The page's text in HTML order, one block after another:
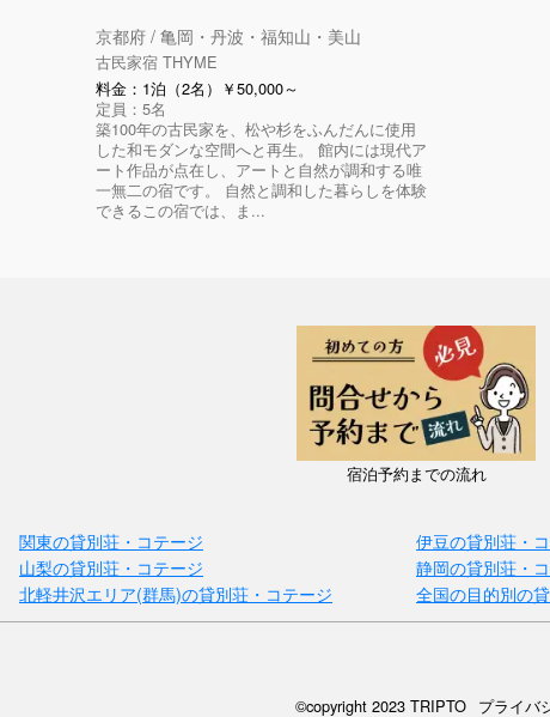
京都府 / 亀岡・丹波・福知山・美山
古民家宿 THYME
料金：1泊（2名）￥50,000～
定員：5名
築100年の古民家を、松や杉をふんだんに使用
した和モダンな空間へと再生。 館内には現代ア
ート作品が点在し、アートと自然が調和する唯
一無二の宿です。 自然と調和した暮らしを体験
できるこの宿では、ま...
宿泊予約までの流れ
関東の貸別荘・コテージ 伊豆の貸別荘・
山梨の貸別荘・コテージ
静岡の貸別荘・
北軽井沢エリア(群馬)の貸別荘・コテージ
全国の目的別の
©copyright 2023 TRIPTO プライバ